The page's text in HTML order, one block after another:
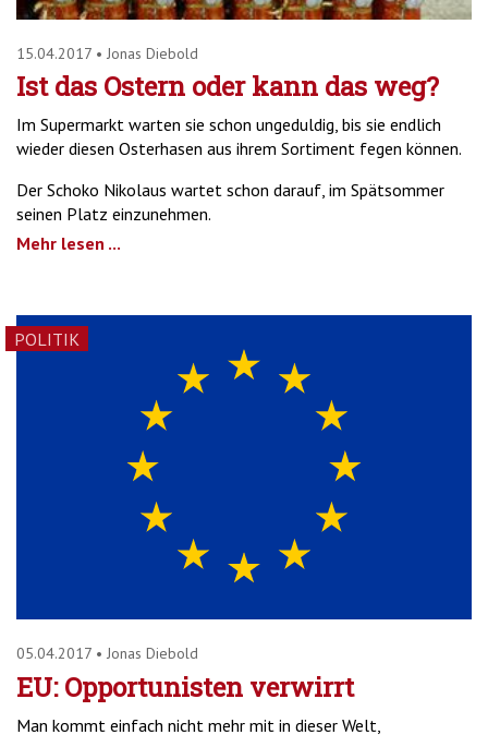
15.04.2017 • Jonas Diebold
Ist das Ostern oder kann das weg?
Im Supermarkt warten sie schon ungeduldig, bis sie endlich
wieder diesen Osterhasen aus ihrem Sortiment fegen können.
Der Schoko Nikolaus wartet schon darauf, im Spätsommer
seinen Platz einzunehmen.
Mehr lesen ...
POLITIK
05.04.2017 • Jonas Diebold
EU: Opportunisten verwirrt
Man kommt einfach nicht mehr mit in dieser Welt,